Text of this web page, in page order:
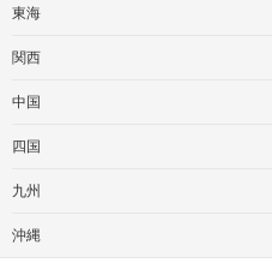
東海
関西
中国
四国
九州
沖縄